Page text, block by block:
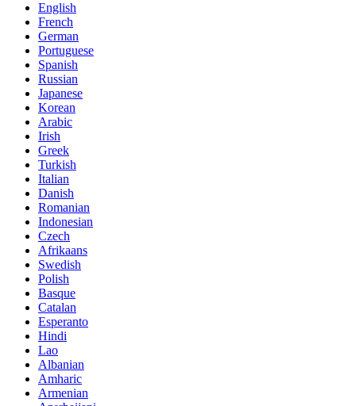
English
French
German
Portuguese
Spanish
Russian
Japanese
Korean
Arabic
Irish
Greek
Turkish
Italian
Danish
Romanian
Indonesian
Czech
Afrikaans
Swedish
Polish
Basque
Catalan
Esperanto
Hindi
Lao
Albanian
Amharic
Armenian